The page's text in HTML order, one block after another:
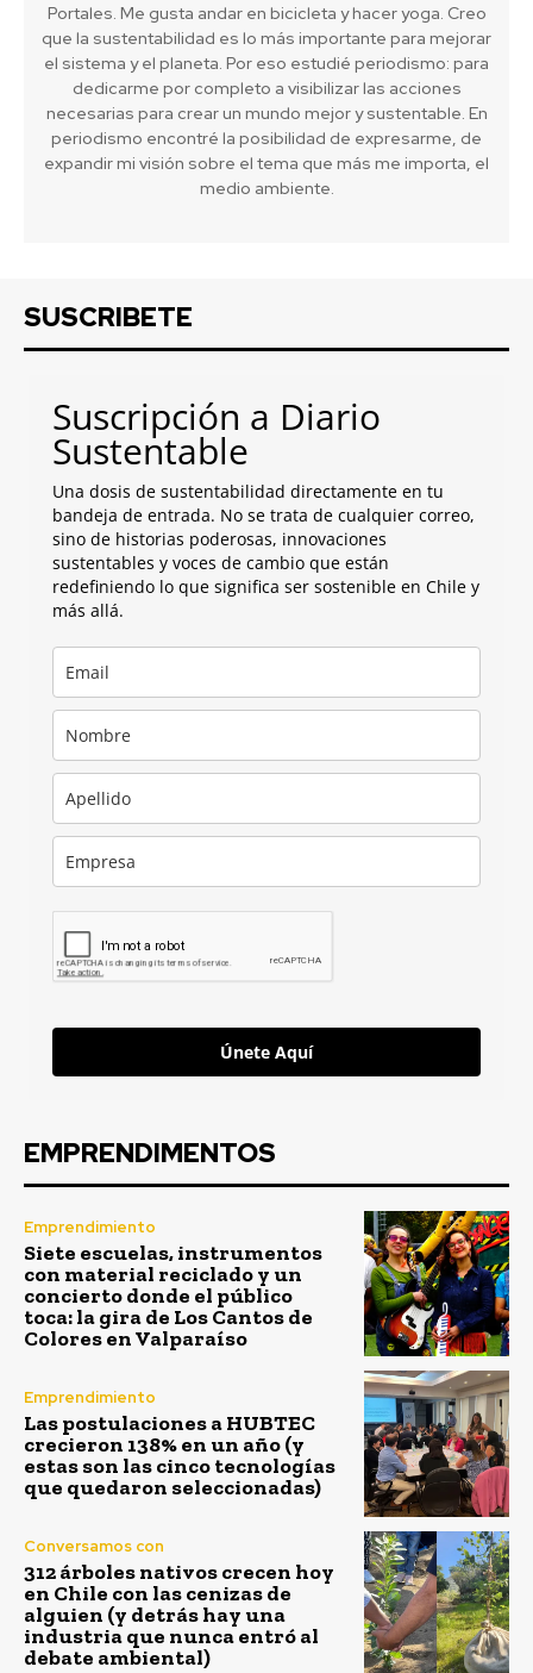
Portales. Me gusta andar en bicicleta y hacer yoga. Creo
que la sustentabilidad es lo más importante para mejorar
el sistema y el planeta. Por eso estudié periodismo: para
dedicarme por completo a visibilizar las acciones
necesarias para crear un mundo mejor y sustentable. En
periodismo encontré la posibilidad de expresarme, de
expandir mi visión sobre el tema que más me importa, el
medio ambiente.
SUSCRIBETE
Suscripción a Diario
Sustentable
Una dosis de sustentabilidad directamente en tu
bandeja de entrada. No se trata de cualquier correo,
sino de historias poderosas, innovaciones
sustentables y voces de cambio que están
redefiniendo lo que significa ser sostenible en Chile y
más allá.
Únete Aquí
EMPRENDIMENTOS
Emprendimiento
Siete escuelas, instrumentos
con material reciclado y un
concierto donde el público
toca: la gira de Los Cantos de
Colores en Valparaíso
Emprendimiento
Las postulaciones a HUBTEC
crecieron 138% en un año (y
estas son las cinco tecnologías
que quedaron seleccionadas)
Conversamos con
312 árboles nativos crecen hoy
en Chile con las cenizas de
alguien (y detrás hay una
industria que nunca entró al
debate ambiental)